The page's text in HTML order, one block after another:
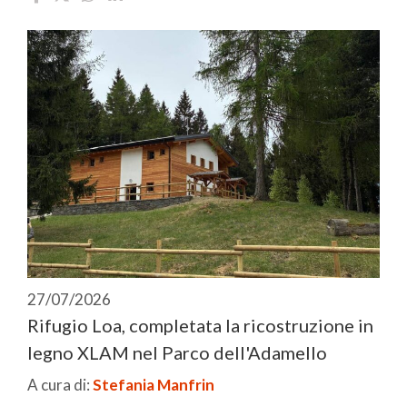
27/07/2026
Rifugio Loa, completata la ricostruzione in
legno XLAM nel Parco dell'Adamello
A cura di:Stefania Manfrin